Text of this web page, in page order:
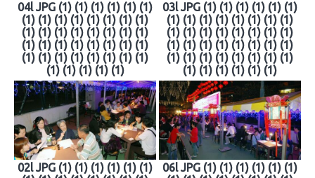
04l JPG (1) (1) (1) (1) (1) (1)
(1) (1) (1) (1) (1) (1) (1) (1)
(1) (1) (1) (1) (1) (1) (1) (1)
(1) (1) (1) (1) (1) (1) (1) (1)
(1) (1) (1) (1) (1) (1) (1) (1)
(1) (1) (1) (1) (1)
03l JPG (1) (1) (1) (1) (1) (1)
(1) (1) (1) (1) (1) (1) (1) (1)
(1) (1) (1) (1) (1) (1) (1) (1)
(1) (1) (1) (1) (1) (1) (1) (1)
(1) (1) (1) (1) (1) (1) (1) (1)
(1) (1) (1) (1) (1) (1)
02l JPG (1) (1) (1) (1) (1) (1)
06l JPG (1) (1) (1) (1) (1) (1)